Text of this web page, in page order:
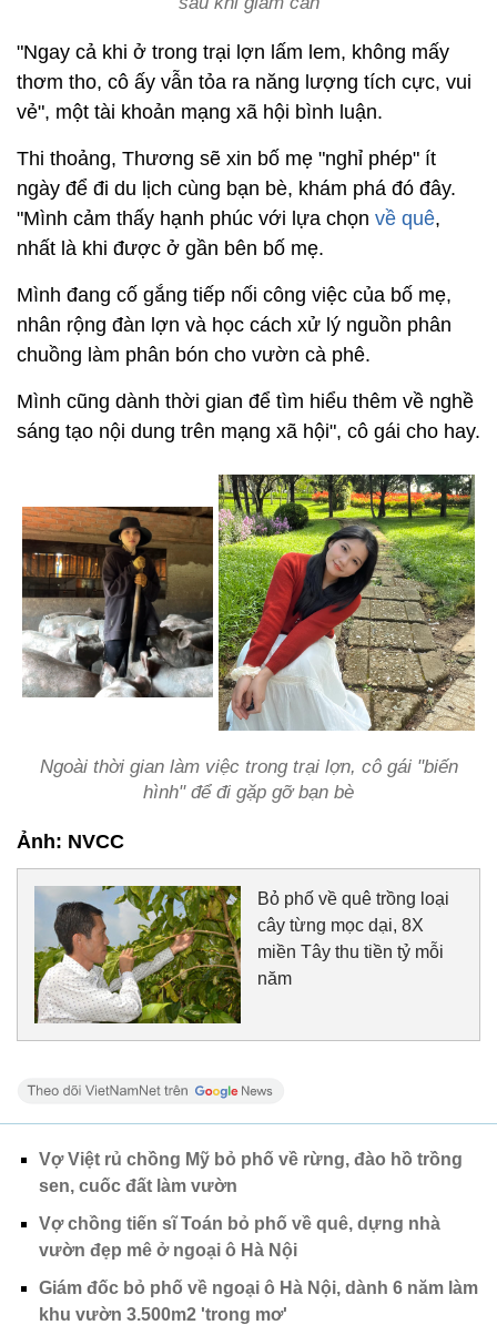
"Ngay cả khi ở trong trại lợn lấm lem, không mấy
thơm tho, cô ấy vẫn tỏa ra năng lượng tích cực, vui
vẻ", một tài khoản mạng xã hội bình luận.
Thi thoảng, Thương sẽ xin bố mẹ "nghỉ phép" ít
ngày để đi du lịch cùng bạn bè, khám phá đó đây.
"Mình cảm thấy hạnh phúc với lựa chọn về quê,
nhất là khi được ở gần bên bố mẹ.
Mình đang cố gắng tiếp nối công việc của bố mẹ,
nhân rộng đàn lợn và học cách xử lý nguồn phân
chuồng làm phân bón cho vườn cà phê.
Mình cũng dành thời gian để tìm hiểu thêm về nghề
sáng tạo nội dung trên mạng xã hội", cô gái cho hay.
Ngoài thời gian làm việc trong trại lợn, cô gái "biến
hình" để đi gặp gỡ bạn bè
Ảnh: NVCC
Bỏ phố về quê trồng loại
cây từng mọc dại, 8X
miền Tây thu tiền tỷ mỗi
năm
Vợ Việt rủ chồng Mỹ bỏ phố về rừng, đào hồ trồng
sen, cuốc đất làm vườn
Vợ chồng tiến sĩ Toán bỏ phố về quê, dựng nhà
vườn đẹp mê ở ngoại ô Hà Nội
Giám đốc bỏ phố về ngoại ô Hà Nội, dành 6 năm làm
khu vườn 3.500m2 'trong mơ'